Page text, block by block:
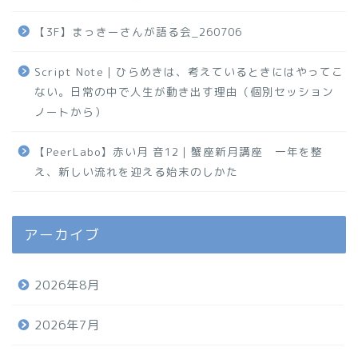
【3F】まっきーさんが語る会_260706
Script Note｜ひらめきは、考えているときにはやってこ
ない。日常の中で人生が動き出す理由（個別セッション
ノートから）
【PeerLabo】赤い月 音12｜蟹座新月講座 一年を整
え、新しい流れを迎える始末のしかた
アーカイブ
2026年8月
2026年7月